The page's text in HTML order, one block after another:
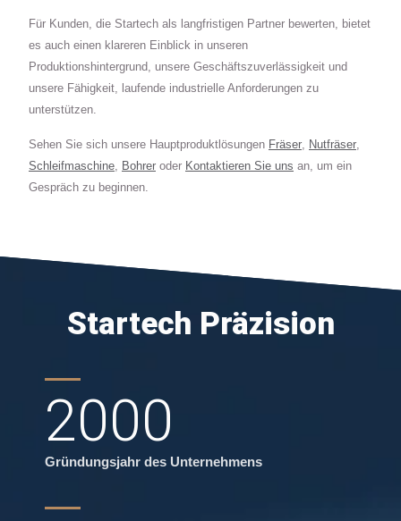
Für Kunden, die Startech als langfristigen Partner bewerten, bietet
es auch einen klareren Einblick in unseren
Produktionshintergrund, unsere Geschäftszuverlässigkeit und
unsere Fähigkeit, laufende industrielle Anforderungen zu
unterstützen.
Sehen Sie sich unsere Hauptproduktlösungen Fräser Nutfräser
Schleifmaschine
Bohrer oder Kontaktieren Sie uns an, um ein
Gespräch zu beginnen.
Startech Präzision
2000
Gründungsjahr des Unternehmens